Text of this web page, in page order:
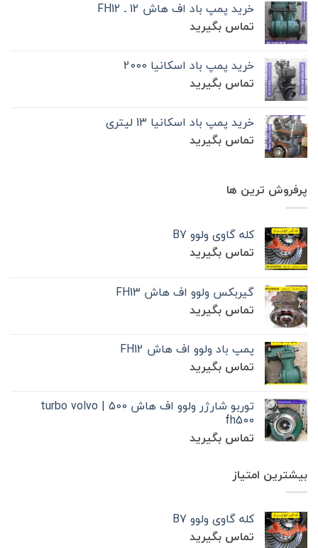
خرید پمپ باد اف هاش 12 ـ FH12
تماس بگیرید
خرید پمپ باد اسکانیا 2000
تماس بگیرید
خرید پمپ باد اسکانیا 13 لیتری
تماس بگیرید
پرفروش ترین ها
کله گاوی ولوو B7
تماس بگیرید
گیربکس ولوو اف هاش FH13
تماس بگیرید
پمپ باد ولوو اف هاش FH12
تماس بگیرید
توربو شارژر ولوو اف هاش 500 | turbo volvo
fh500
تماس بگیرید
بیشترین امتیاز
کله گاوی ولوو B7
تماس بگیرید